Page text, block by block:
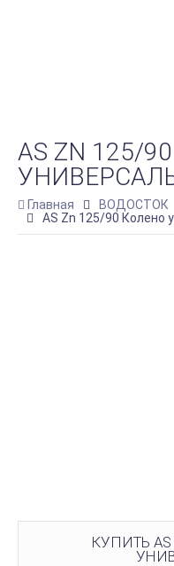
AS ZN 125/
Главная ВОДОСТОК
AS Zn 125/90 Колено
КУПИТЬ